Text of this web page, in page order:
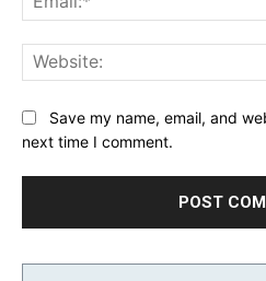
Save my name, email, and
next time I comment.